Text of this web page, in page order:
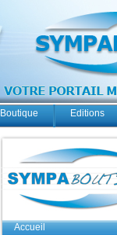
Boutique Editions
Accueil